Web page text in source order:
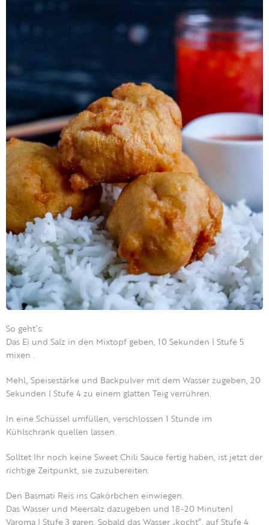
So geht´s:
Das Ei und Salz in den Mixtopf geben, 10 Sekunden | Stufe 5
mixen .
Mehl, Speisestärke und Backpulver mit dem Wasser zugeben, 20
Sekunden | Stufe 4 zu einem glatten Teig verrühren.
In eine Schüssel umfüllen, verschlossen 1 Stunde im
Kühlschrank quellen lassen.
Solltet Ihr noch keine Sweet Chili Sauce fertig haben, ist jetzt der
richtige Zeitpunkt, sie zuzubereiten.
Den Basmati Reis ins Gakörbchen einwiegen.
Das Wasser und Meersalz dazugeben und 18-20 Minuten|
Varoma | Stufe 3 garen. Sobald das Wasser „kocht“, auf Stufe 4